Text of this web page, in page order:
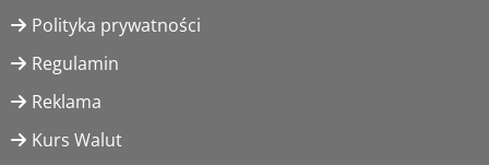
Polityka prywatności
Regulamin
Reklama
Kurs Walut